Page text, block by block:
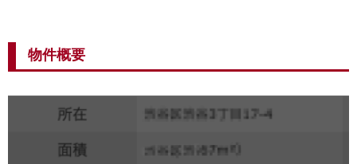
物件概要